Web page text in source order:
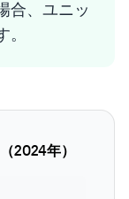
合、ユニッ
2024年）